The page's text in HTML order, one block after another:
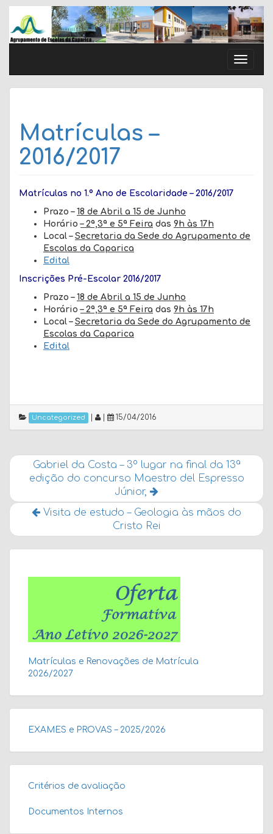
Skip
content
Toggle
Matrículas –
2016/2017
Matrículas no 1.º Ano de Escolaridade – 2016/2017
Prazo – 18 de Abril a 15 de Junho
Horário– 2ª,3ª e 5ª Feira das 9h às 17h
Local – Secretaria da Sede do Agrupamento de
Escolas da Caparica
Edital
Inscrições Pré-Escolar 2016/2017
Prazo – 18 de Abril a 15 de Junho
Horário– 2ª,3ª e 5ª Feira das 9h às 17h
Local – Secretaria da Sede do Agrupamento de
Escolas da Caparica
Edital
Uncategorized 15/04/2016
Gabriel da Costa – 3º lugar na final da 13ª
edição do concurso Maestro del Espresso
Júnior,
Visita de estudo – Geologia às mãos do
Cristo Rei
Matrículas e Renovações de Matrícula
2026/2027
EXAMES e PROVAS – 2025/2026
Critérios de avaliação
Documentos Internos